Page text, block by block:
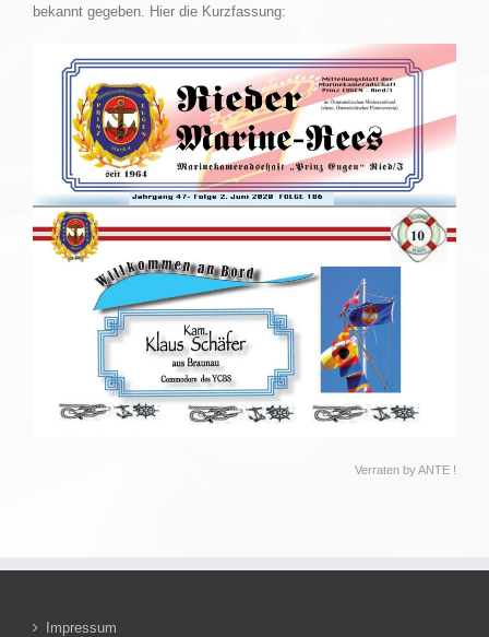
bekannt gegeben. Hier die Kurzfassung:
Verraten by ANTE !
Impressum